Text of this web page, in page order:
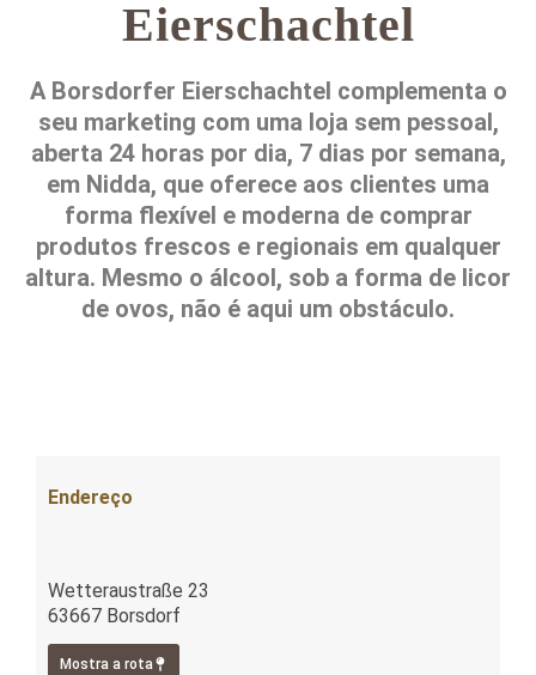
Eierschachtel
A Borsdorfer Eierschachtel complementa o
seu marketing com uma loja sem pessoal,
aberta 24 horas por dia, 7 dias por semana,
em Nidda, que oferece aos clientes uma
forma flexível e moderna de comprar
produtos frescos e regionais em qualquer
altura. Mesmo o álcool, sob a forma de licor
de ovos, não é aqui um obstáculo.
Endereço
Wetteraustraße 23
63667 Borsdorf
Mostra a rota